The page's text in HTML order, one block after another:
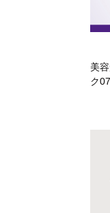
美
ク